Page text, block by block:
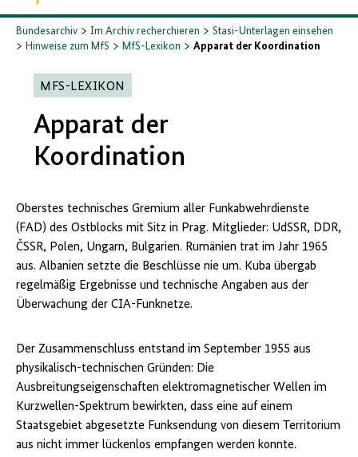
Bundesarchiv Im Archiv recherchieren
Stasi-Unterlagen einsehen
Hinweise zum MfS
MfS-Lexikon Apparat der Koordination
MFS-LEXIKON
Apparat der
Koordination
Oberstes technisches Gremium aller Funkabwehrdienste
(FAD) des Ostblocks mit Sitz in Prag. Mitglieder: UdSSR, DDR,
ČSSR, Polen, Ungarn, Bulgarien. Rumänien trat im Jahr 1965
aus. Albanien setzte die Beschlüsse nie um. Kuba übergab
regelmäßig Ergebnisse und technische Angaben aus der
Überwachung der CIA-Funknetze.
Der Zusammenschluss entstand im September 1955 aus
physikalisch-technischen Gründen: Die
Ausbreitungseigenschaften elektromagnetischer Wellen im
Kurzwellen-Spektrum bewirkten, dass eine auf einem
Staatsgebiet abgesetzte Funksendung von diesem Territorium
aus nicht immer lückenlos empfangen werden konnte.